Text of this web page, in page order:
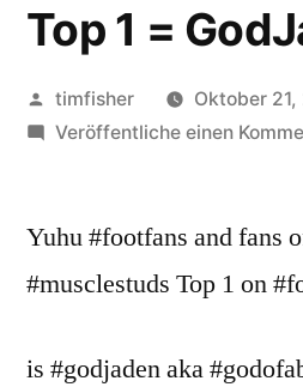
Top 1 =
Veröffentlicht
von
timfisher
Oktober
Veröffentliche einen
Yuhu #footfans and fans
#musclestuds Top 1 on
is #godjaden aka